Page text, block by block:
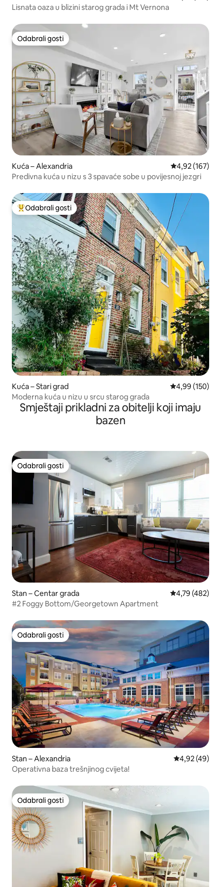
Lisnata oaza u blizini starog grada i Mt Vernona
Odabrali gosti
Odabrali gosti
Kuća – Alexandria Prosječna
4,92 (167)
Predivna kuća u nizu s 3 spavaće sobe u povijesnoj jezgri
Među najviše rangiranima s oznakom „Odabrali gosti”
Odabrali gosti
Kuća – Stari grad Prosječna
4,99 (150)
Moderna kuća u nizu u srcu starog grada
Smještaji prikladni za obitelji koji imaju
bazen
Odabrali gosti
Odabrali gosti
Stan – Centar grada Prosječna
4,79 (482)
#2 Foggy Bottom/Georgetown Apartment
Odabrali gosti
Odabrali gosti
Stan – Alexandria Prosječna
4,92 (49)
Operativna baza trešnjinog cvijeta!
Odabrali gosti
Odabrali gosti